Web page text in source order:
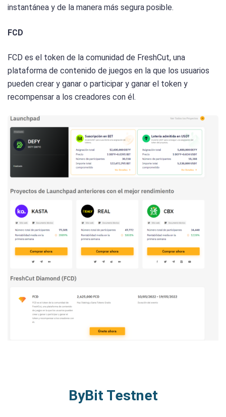
instantánea y de la manera más segura posible.
FCD
FCD es el token de la comunidad de FreshCut, una
plataforma de contenido de juegos en la que los usuarios
pueden crear y ganar o participar y ganar el token y
recompensar a los creadores con él.
ByBit Testnet